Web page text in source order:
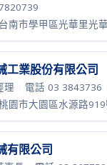
南市學甲區光華里光
工業股份有限公司
理 · 電話 03 3843736
園市大園區水源路919
有限公司